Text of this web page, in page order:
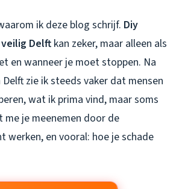
ik deze blog schrijf. Diy
Delft kan zeker, maar alleen als
en wanneer je moet stoppen. Na
zie ik steeds vaker dat mensen
wat ik prima vind, maar soms
me je meenemen door de
werken, en vooral: hoe je schade